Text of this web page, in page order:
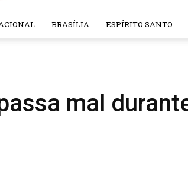
BRASÍLIA ESPÍRITO SANTO
mal